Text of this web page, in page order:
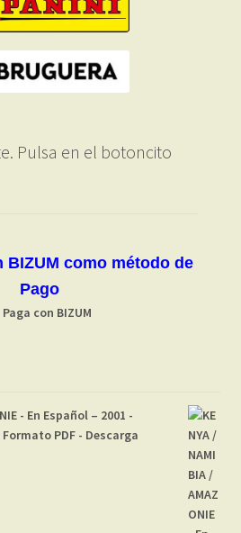
Pulsa en el botoncito
BIZUM como método de
Pago
- En Español – 2001 -
PDF - Descarga